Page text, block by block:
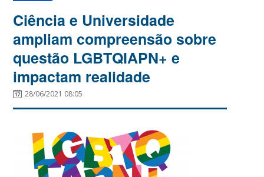
Ciência e Universidade
ampliam compreensão sobre
questão LGBTQIAPN+ e
impactam realidade
28/06/2021 08:05